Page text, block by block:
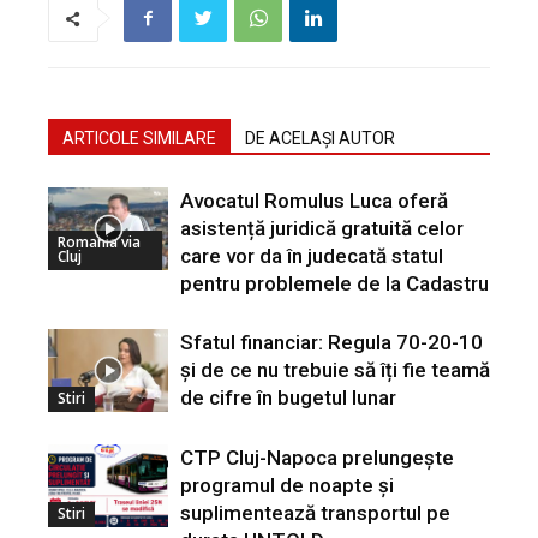
ARTICOLE SIMILARE DE ACELAȘI AUTOR
Romania via
Cluj
Avocatul Romulus Luca oferă
asistență juridică gratuită celor
care vor da în judecată statul
pentru problemele de la Cadastru
Stiri
Sfatul financiar: Regula 70-20-10
și de ce nu trebuie să îți fie teamă
de cifre în bugetul lunar
Stiri
CTP Cluj-Napoca prelungește
programul de noapte și
suplimentează transportul pe